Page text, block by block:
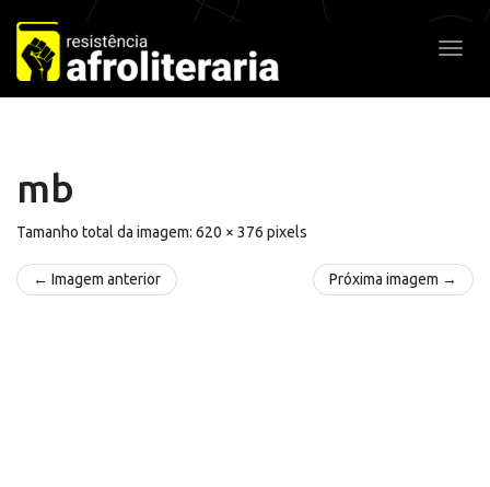
Pular
para
o
conteúdo
mb
Tamanho total da imagem: 620 × 376 pixels
← Imagem anterior Próxima imagem →